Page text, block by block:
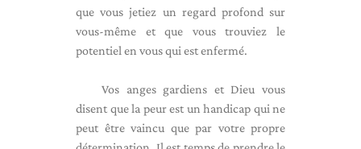
que vous jetiez un regard profond sur
vous-même et que vous trouviez le
potentiel en vous qui est enfermé.
Vos anges gardiens et Dieu vous
disent que la peur est un handicap qui ne
peut être vaincu que par votre propre